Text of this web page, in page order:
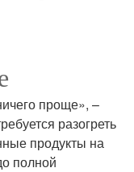
проще», –
разогреть
продукты на
полной